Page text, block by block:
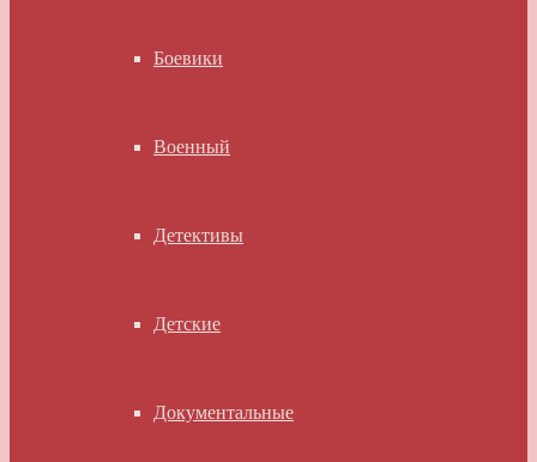
Боевики
Военный
Детективы
Детские
Документальные